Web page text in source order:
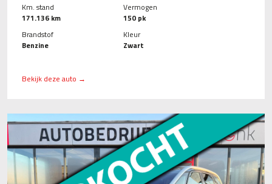
Km. stand
171.136 km
Brandstof
Benzine
Vermogen
150 pk
Kleur
Zwart
Bekijk deze auto →